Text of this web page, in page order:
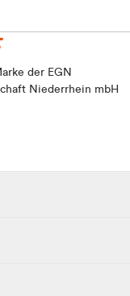
der EGN
Niederrhein mbH